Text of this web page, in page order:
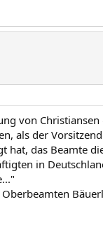
von Christiansen
als der
hat, das Beamte
in